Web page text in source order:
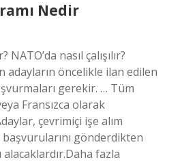
Nedir
NATO’da nasıl çalışılır?
adayların öncelikle ilan edilen
gerekir. … Tüm
Fransızca olarak
çevrimiçi işe alım
gönderdikten
alacaklardır.Daha fazla